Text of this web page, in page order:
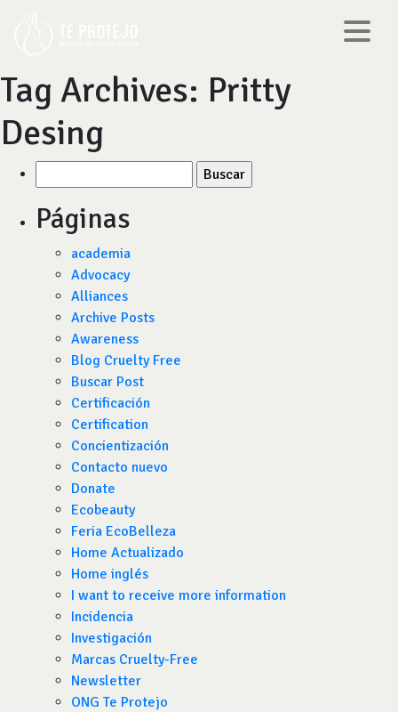
Tag Archives: Pritty
Desing
por:
Páginas
academia
Advocacy
Alliances
Archive Posts
Awareness
Blog Cruelty Free
Buscar Post
Certificación
Certification
Concientización
Contacto nuevo
Donate
Ecobeauty
Feria EcoBelleza
Home Actualizado
Home inglés
I want to receive more information
Incidencia
Investigación
Marcas Cruelty-Free
Newsletter
ONG Te Protejo